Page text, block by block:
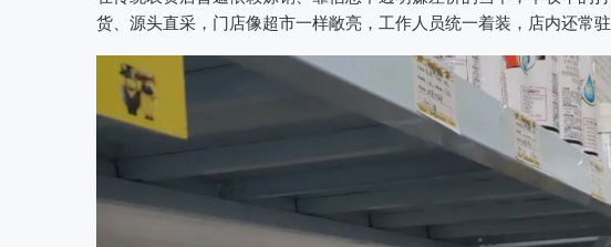
货、源头直采，门店像超市一样敞亮，工作人员统一着装，店内还常驻